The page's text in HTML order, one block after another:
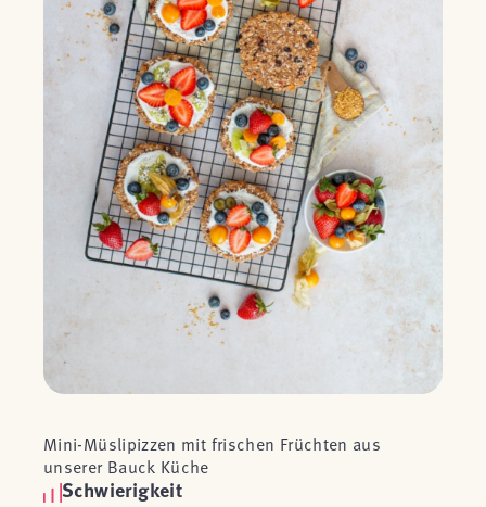
Mini-Müslipizzen mit frischen Früchten aus
unserer Bauck Küche
Schwierigkeit